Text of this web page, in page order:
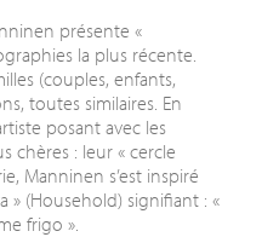
présente «
la plus récente.
(couples, enfants,
toutes similaires. En
posant avec les
chères : leur « cercle
Manninen s’est inspiré
» (Household) signifiant : «
frigo ».